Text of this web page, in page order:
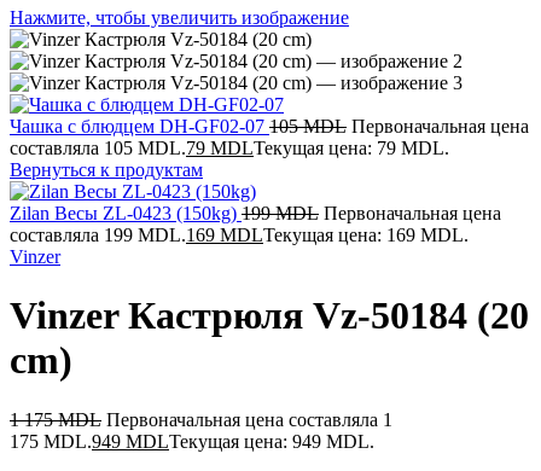
Нажмите, чтобы увеличить изображение
Чашка с блюдцем DH-GF02-07 105MDL Первоначальная цена
составляла 105 MDL.79 MDLТекущая цена: 79 MDL.
Вернуться к продуктам
Zilan Весы ZL-0423 (150kg) 199MDL Первоначальная цена
составляла 199 MDL.169 MDLТекущая цена: 169 MDL.
Vinzer
Vinzer Кастрюля Vz-50184 (20
сm)
1 175MDL Первоначальная цена составляла 1
175 MDL.949 MDLТекущая цена: 949 MDL.